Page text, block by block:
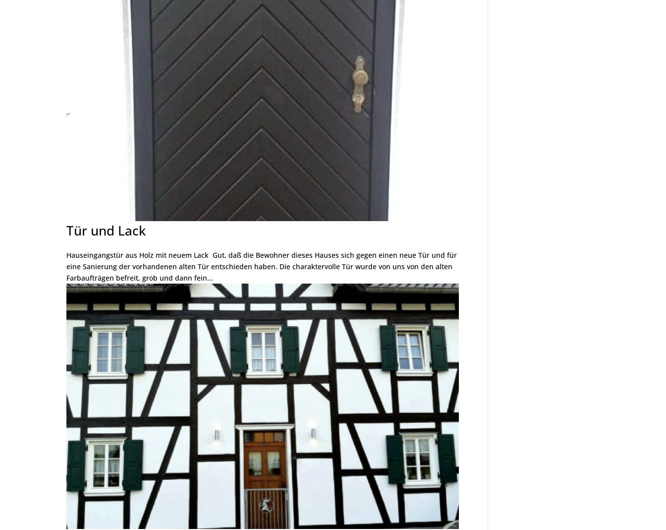
Tür und Lack
Hauseingangstür aus Holz mit neuem Lack Gut, daß die Bewohner dieses Hauses sich gegen einen neue Tür und für
eine Sanierung der vorhandenen alten Tür entschieden haben. Die charaktervolle Tür wurde von uns von den alten
Farbaufträgen befreit, grob und dann fein...